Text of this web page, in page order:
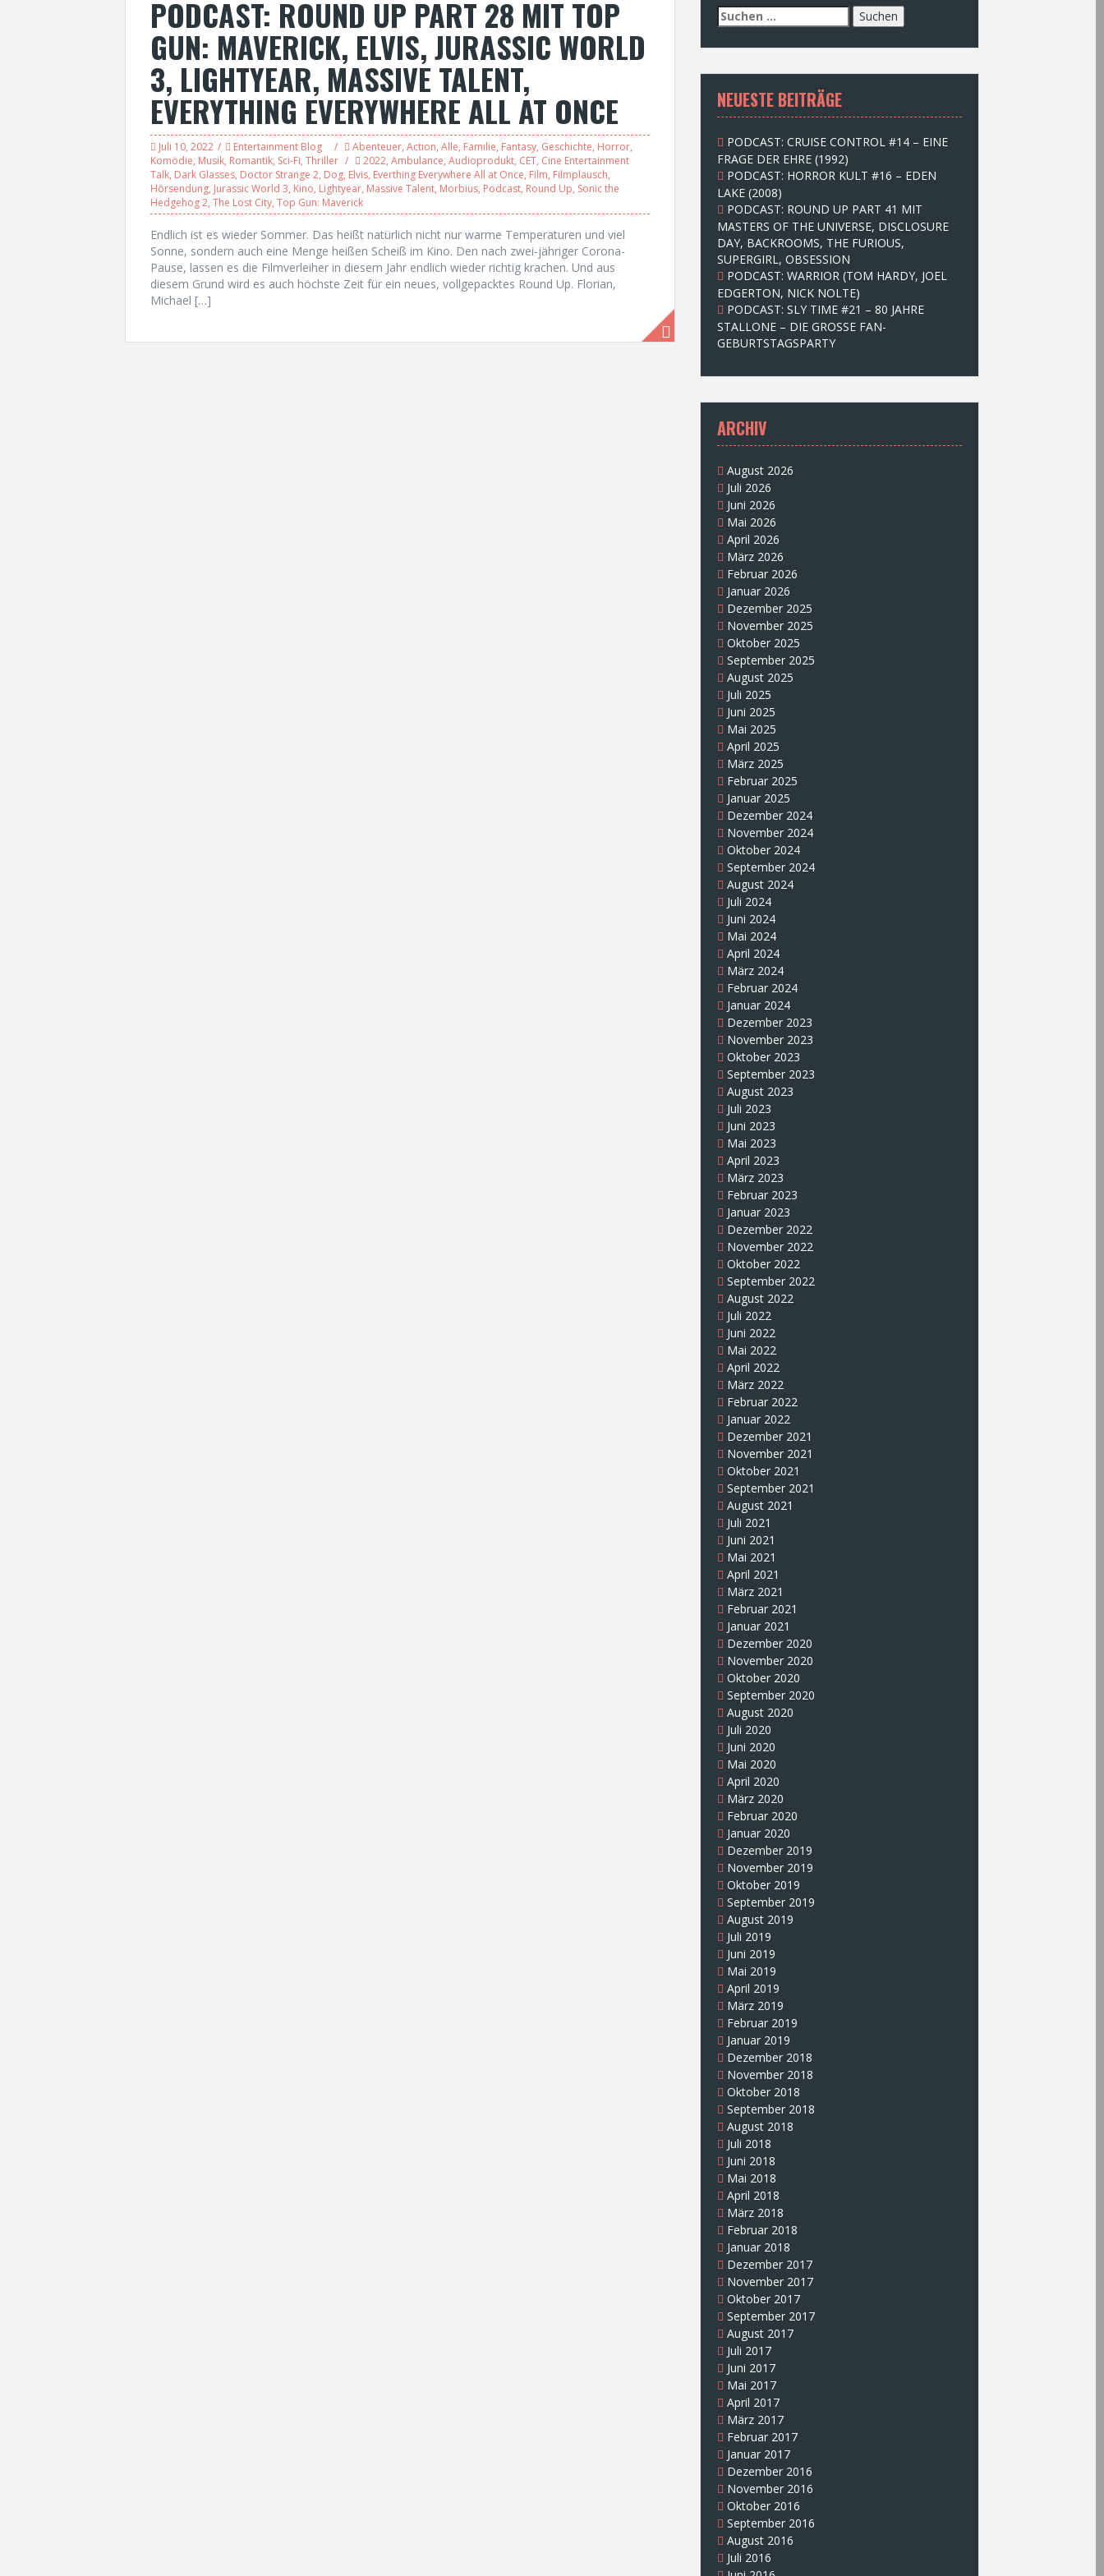
PODCAST: ROUND UP PART 28 MIT TOP
GUN: MAVERICK, ELVIS, JURASSIC WORLD
3, LIGHTYEAR, MASSIVE TALENT,
EVERYTHING EVERYWHERE ALL AT ONCE
Juli 10, 2022 Entertainment Blog Abenteuer, Action, Alle, Familie, Fantasy, Geschichte, Horror,
Komödie, Musik, Romantik, Sci-Fi, Thriller 2022, Ambulance, Audioprodukt, CET, Cine Entertainment
Talk, Dark Glasses, Doctor Strange 2, Dog, Elvis, Everthing Everywhere All at Once, Film, Filmplausch,
Hörsendung, Jurassic World 3, Kino, Lightyear, Massive Talent, Morbius, Podcast, Round Up, Sonic the
Hedgehog 2, The Lost City, Top Gun: Maverick
Endlich ist es wieder Sommer. Das heißt natürlich nicht nur warme Temperaturen und viel
Sonne, sondern auch eine Menge heißen Scheiß im Kino. Den nach zwei-jähriger Corona-
Pause, lassen es die Filmverleiher in diesem Jahr endlich wieder richtig krachen. Und aus
diesem Grund wird es auch höchste Zeit für ein neues, vollgepacktes Round Up. Florian,
Michael […]
S
u
c
e
n
n
c
h
:
NEUESTE BEITRÄGE
PODCAST: CRUISE CONTROL #14 – EINE
FRAGE DER EHRE (1992)
PODCAST: HORROR KULT #16 – EDEN
LAKE (2008)
PODCAST: ROUND UP PART 41 MIT
MASTERS OF THE UNIVERSE, DISCLOSURE
DAY, BACKROOMS, THE FURIOUS,
SUPERGIRL, OBSESSION
PODCAST: WARRIOR (TOM HARDY, JOEL
EDGERTON, NICK NOLTE)
PODCAST: SLY TIME #21 – 80 JAHRE
STALLONE – DIE GROSSE FAN-
GEBURTSTAGSPARTY
ARCHIV
August 2026
Juli 2026
Juni 2026
Mai 2026
April 2026
März 2026
Februar 2026
Januar 2026
Dezember 2025
November 2025
Oktober 2025
September 2025
August 2025
Juli 2025
Juni 2025
Mai 2025
April 2025
März 2025
Februar 2025
Januar 2025
Dezember 2024
November 2024
Oktober 2024
September 2024
August 2024
Juli 2024
Juni 2024
Mai 2024
April 2024
März 2024
Februar 2024
Januar 2024
Dezember 2023
November 2023
Oktober 2023
September 2023
August 2023
Juli 2023
Juni 2023
Mai 2023
April 2023
März 2023
Februar 2023
Januar 2023
Dezember 2022
November 2022
Oktober 2022
September 2022
August 2022
Juli 2022
Juni 2022
Mai 2022
April 2022
März 2022
Februar 2022
Januar 2022
Dezember 2021
November 2021
Oktober 2021
September 2021
August 2021
Juli 2021
Juni 2021
Mai 2021
April 2021
März 2021
Februar 2021
Januar 2021
Dezember 2020
November 2020
Oktober 2020
September 2020
August 2020
Juli 2020
Juni 2020
Mai 2020
April 2020
März 2020
Februar 2020
Januar 2020
Dezember 2019
November 2019
Oktober 2019
September 2019
August 2019
Juli 2019
Juni 2019
Mai 2019
April 2019
März 2019
Februar 2019
Januar 2019
Dezember 2018
November 2018
Oktober 2018
September 2018
August 2018
Juli 2018
Juni 2018
Mai 2018
April 2018
März 2018
Februar 2018
Januar 2018
Dezember 2017
November 2017
Oktober 2017
September 2017
August 2017
Juli 2017
Juni 2017
Mai 2017
April 2017
März 2017
Februar 2017
Januar 2017
Dezember 2016
November 2016
Oktober 2016
September 2016
August 2016
Juli 2016